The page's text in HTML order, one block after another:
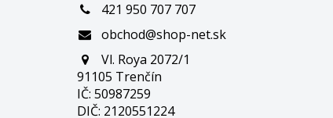
421 950 707 707
obchod@shop-net.sk
Vl. Roya 2072/1
91105 Trenčín
IČ: 50987259
DIČ: 2120551224